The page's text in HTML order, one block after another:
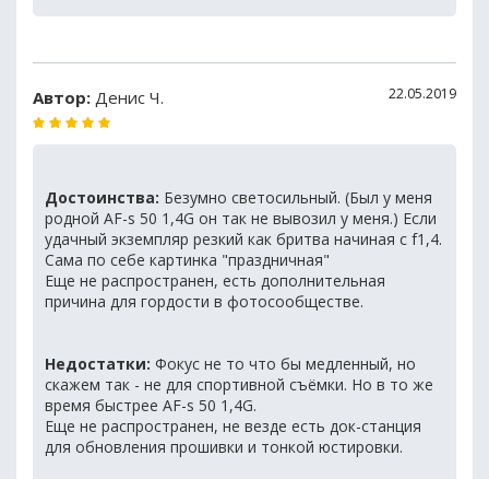
Автор: Денис Ч. 22.05.2019
Достоинства: Безумно светосильный. (Был у меня
родной AF-s 50 1,4G он так не вывозил у меня.) Если
удачный экземпляр резкий как бритва начиная с f1,4.
Сама по себе картинка "праздничная"
Еще не распространен, есть дополнительная
причина для гордости в фотосообществе.
Недостатки: Фокус не то что бы медленный, но
скажем так - не для спортивной съёмки. Но в то же
время быстрее AF-s 50 1,4G.
Еще не распространен, не везде есть док-станция
для обновления прошивки и тонкой юстировки.